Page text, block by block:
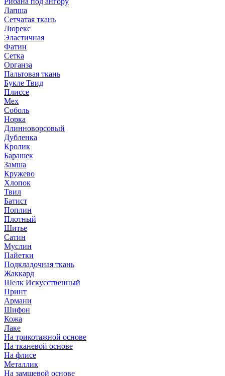
Лапша
Сетчатая ткань
Люрекс
Эластичная
Фатин
Сетка
Органза
Пальтовая ткань
Букле Твид
Плиссе
Мех
Соболь
Норка
Длинноворсовый
Дубленка
Кролик
Барашек
Замша
Кружево
Хлопок
Твил
Батист
Поплин
Плотный
Шитье
Сатин
Муслин
Пайетки
Подкладочная ткань
Жаккард
Шелк Искусственный
Принт
Армани
Шифон
Кожа
Лаке
На трикотажной основе
На тканевой основе
На флисе
Металлик
На замшевой основе